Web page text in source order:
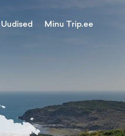
Uudised Minu Trip.ee